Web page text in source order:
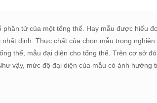
phần tử của một tổng thể. Hay mẫu được hiểu
định. Thực chất của chọn mẫu trong
thể, mẫu đại diện cho tổng thể. Trên cơ sở
vậy, mức độ đại diện của mẫu có ảnh